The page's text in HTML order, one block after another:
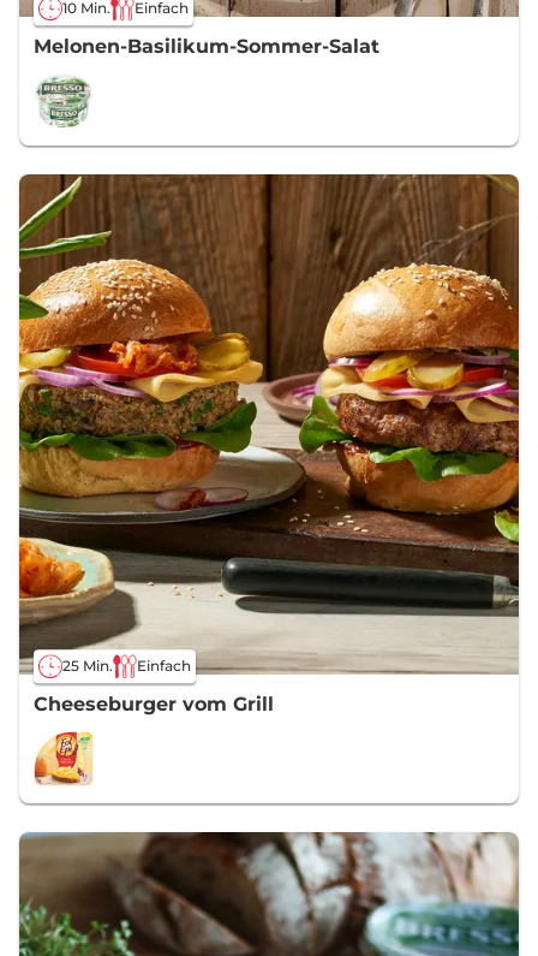
10 Min. Einfach
Melonen-Basilikum-Sommer-Salat
25 Min. Einfach
Cheeseburger vom Grill